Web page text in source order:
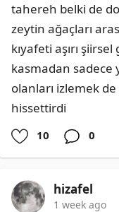
tahereh belki de
zeytin ağaçları
kıyafeti aşırı
kasmadan sadece
olanları izlemek
hissettirdi
10 0
hizafel
1 week ago